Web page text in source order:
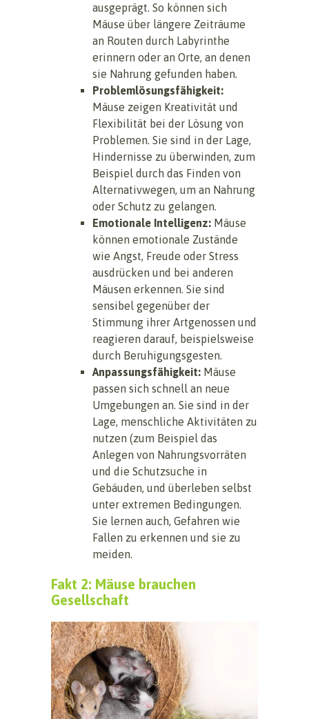
ausgeprägt. So können sich
Mäuse über längere Zeiträume
an Routen durch Labyrinthe
erinnern oder an Orte, an denen
sie Nahrung gefunden haben.
Problemlösungsfähigkeit:
Mäuse zeigen Kreativität und
Flexibilität bei der Lösung von
Problemen. Sie sind in der Lage,
Hindernisse zu überwinden, zum
Beispiel durch das Finden von
Alternativwegen, um an Nahrung
oder Schutz zu gelangen.
Emotionale Intelligenz: Mäuse
können emotionale Zustände
wie Angst, Freude oder Stress
ausdrücken und bei anderen
Mäusen erkennen. Sie sind
sensibel gegenüber der
Stimmung ihrer Artgenossen und
reagieren darauf, beispielsweise
durch Beruhigungsgesten.
Anpassungsfähigkeit: Mäuse
passen sich schnell an neue
Umgebungen an. Sie sind in der
Lage, menschliche Aktivitäten zu
nutzen (zum Beispiel das
Anlegen von Nahrungsvorräten
und die Schutzsuche in
Gebäuden, und überleben selbst
unter extremen Bedingungen.
Sie lernen auch, Gefahren wie
Fallen zu erkennen und sie zu
meiden.
Fakt 2: Mäuse brauchen
Gesellschaft